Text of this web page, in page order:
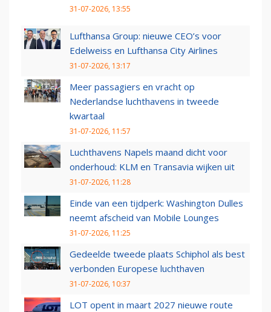
31-07-2026, 13:55
Lufthansa Group: nieuwe CEO’s voor
Edelweiss en Lufthansa City Airlines
31-07-2026, 13:17
Meer passagiers en vracht op
Nederlandse luchthavens in tweede
kwartaal
31-07-2026, 11:57
Luchthavens Napels maand dicht voor
onderhoud: KLM en Transavia wijken uit
31-07-2026, 11:28
Einde van een tijdperk: Washington Dulles
neemt afscheid van Mobile Lounges
31-07-2026, 11:25
Gedeelde tweede plaats Schiphol als best
verbonden Europese luchthaven
31-07-2026, 10:37
LOT opent in maart 2027 nieuwe route